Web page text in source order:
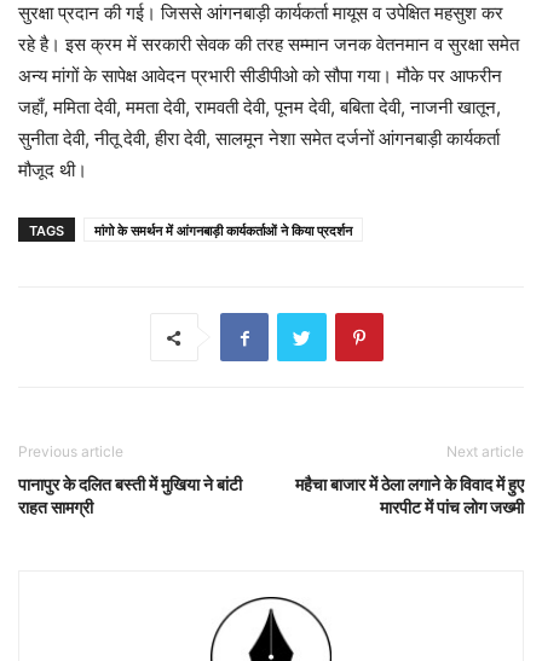
सुरक्षा प्रदान की गई। जिससे आंगनबाड़ी कार्यकर्ता मायूस व उपेक्षित महसुश कर
रहे है। इस क्रम में सरकारी सेवक की तरह सम्मान जनक वेतनमान व सुरक्षा समेत
अन्य मांगों के सापेक्ष आवेदन प्रभारी सीडीपीओ को सौपा गया। मौके पर आफरीन
जहाँ, ममिता देवी, ममता देवी, रामवती देवी, पूनम देवी, बबिता देवी, नाजनी खातून,
सुनीता देवी, नीतू देवी, हीरा देवी, सालमून नेशा समेत दर्जनों आंगनबाड़ी कार्यकर्ता
मौजूद थी।
TAGS मांगो के समर्थन में आंगनबाड़ी कार्यकर्ताओं ने किया प्रदर्शन
Previous article
पानापुर के दलित बस्ती में मुखिया ने बांटी
राहत सामग्री
Next article
महैचा बाजार में ठेला लगाने के विवाद में हुए
मारपीट में पांच लोग जख्मी